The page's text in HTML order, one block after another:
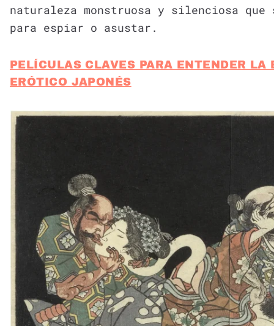
naturaleza monstruosa y silenciosa
para espiar o asustar.
PELÍCULAS CLAVES PARA ENTENDER LA
ERÓTICO JAPONÉS